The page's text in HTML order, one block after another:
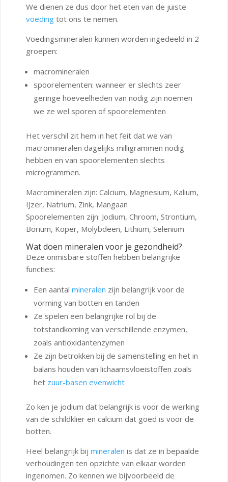
We dienen ze dus door het eten van de juiste
voeding tot ons te nemen.
Voedingsmineralen kunnen worden ingedeeld in 2
groepen:
macromineralen
spoorelementen: wanneer er slechts zeer
geringe hoeveelheden van nodig zijn noemen
we ze wel sporen of spoorelementen
Het verschil zit hem in het feit dat we van
macromineralen dagelijks milligrammen nodig
hebben en van spoorelementen slechts
microgrammen.
Macromineralen zijn: Calcium, Magnesium, Kalium,
IJzer, Natrium, Zink, Mangaan
Spoorelementen zijn: Jodium, Chroom, Strontium,
Borium, Koper, Molybdeen, Lithium, Selenium
Wat doen mineralen voor je gezondheid?
Deze onmisbare stoffen hebben belangrijke
functies:
Een aantal mineralen zijn belangrijk voor de
vorming van botten en tanden
Ze spelen een belangrijke rol bij de
totstandkoming van verschillende enzymen,
zoals antioxidantenzymen
Ze zijn betrokken bij de samenstelling en het in
balans houden van lichaamsvloeistoffen zoals
het zuur-basen evenwicht
Zo ken je jodium dat belangrijk is voor de werking
van de schildklier en calcium dat goed is voor de
botten.
Heel belangrijk bij mineralen is dat ze in bepaalde
verhoudingen ten opzichte van elkaar worden
ingenomen. Zo kennen we bijvoorbeeld de